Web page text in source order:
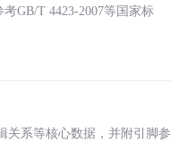
GB/T 4423-2007等国家标
关系等核心数据，并附引脚参